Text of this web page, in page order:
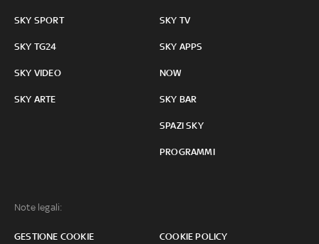
SKY SPORT
SKY TG24
SKY VIDEO
SKY ARTE
SKY TV
SKY APPS
NOW
SKY BAR
SPAZI SKY
PROGRAMMI
Note legali:
GESTIONE COOKIE COOKIE POLICY